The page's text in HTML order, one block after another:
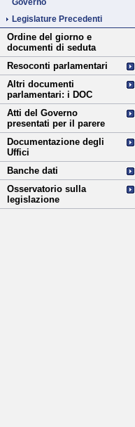
Governo
Legislature Precedenti
Ordine del giorno e
documenti di seduta
Resoconti parlamentari
Altri documenti
parlamentari: i DOC
Atti del Governo
presentati per il parere
Documentazione degli
Uffici
Banche dati
Osservatorio sulla
legislazione